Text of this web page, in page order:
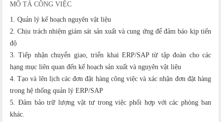
MÔ TẢ CÔNG VIỆC
1. Quản lý kế hoạch nguyên vật liệu
2. Chịu trách nhiệm giám sát sản xuất và cung ứng để đảm báo kịp tiến
độ
3. Tiếp nhận chuyển giao, triển khai ERP/SAP từ tập đoàn cho các
hạng mục liên quan đến kế hoạch sản xuất và nguyên vật liệu
4. Tạo và lên lịch các đơn đặt hàng công việc và xác nhận đơn đặt hàng
trong hệ thống quản lý ERP/SAP
5. Đảm bảo trữ lượng vật tư trong việc phối hợp với các phòng ban
khác.